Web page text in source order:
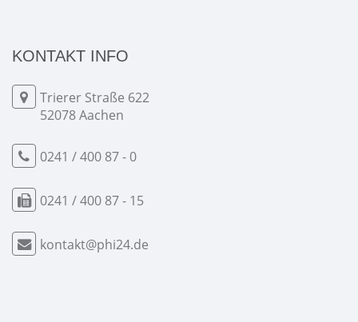
KONTAKT INFO
Trierer Straße 622
52078 Aachen
0241 / 400 87 - 0
0241 / 400 87 - 15
kontakt@phi24.de